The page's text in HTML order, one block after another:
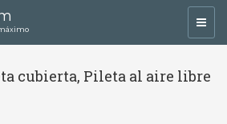
cubierta, Pileta al aire libre